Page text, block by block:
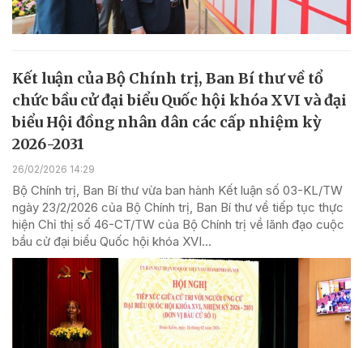
Kết luận của Bộ Chính trị, Ban Bí thư về tổ
chức bầu cử đại biểu Quốc hội khóa XVI và đại
biểu Hội đồng nhân dân các cấp nhiệm kỳ
2026-2031
26/02/2026 14:29
Bộ Chính trị, Ban Bí thư vừa ban hành Kết luận số 03-KL/TW
ngày 23/2/2026 của Bộ Chính trị, Ban Bí thư về tiếp tục thực
hiện Chỉ thị số 46-CT/TW của Bộ Chính trị về lãnh đạo cuộc
bầu cử đại biểu Quốc hội khóa XVI...